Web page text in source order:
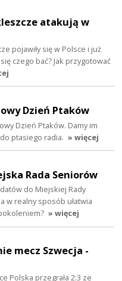
atakują w
pojawiły się w Polsce i już
czego bać? Jak przygotować
Dzień Ptaków
Dzień Ptaków. Damy im
ptasiego radia. » więcej
Rada Seniorów
do Miejskiej Rady
w realny sposób ułatwia
» więcej
mecz Szwecja -
Polska przegrała 2:3 ze